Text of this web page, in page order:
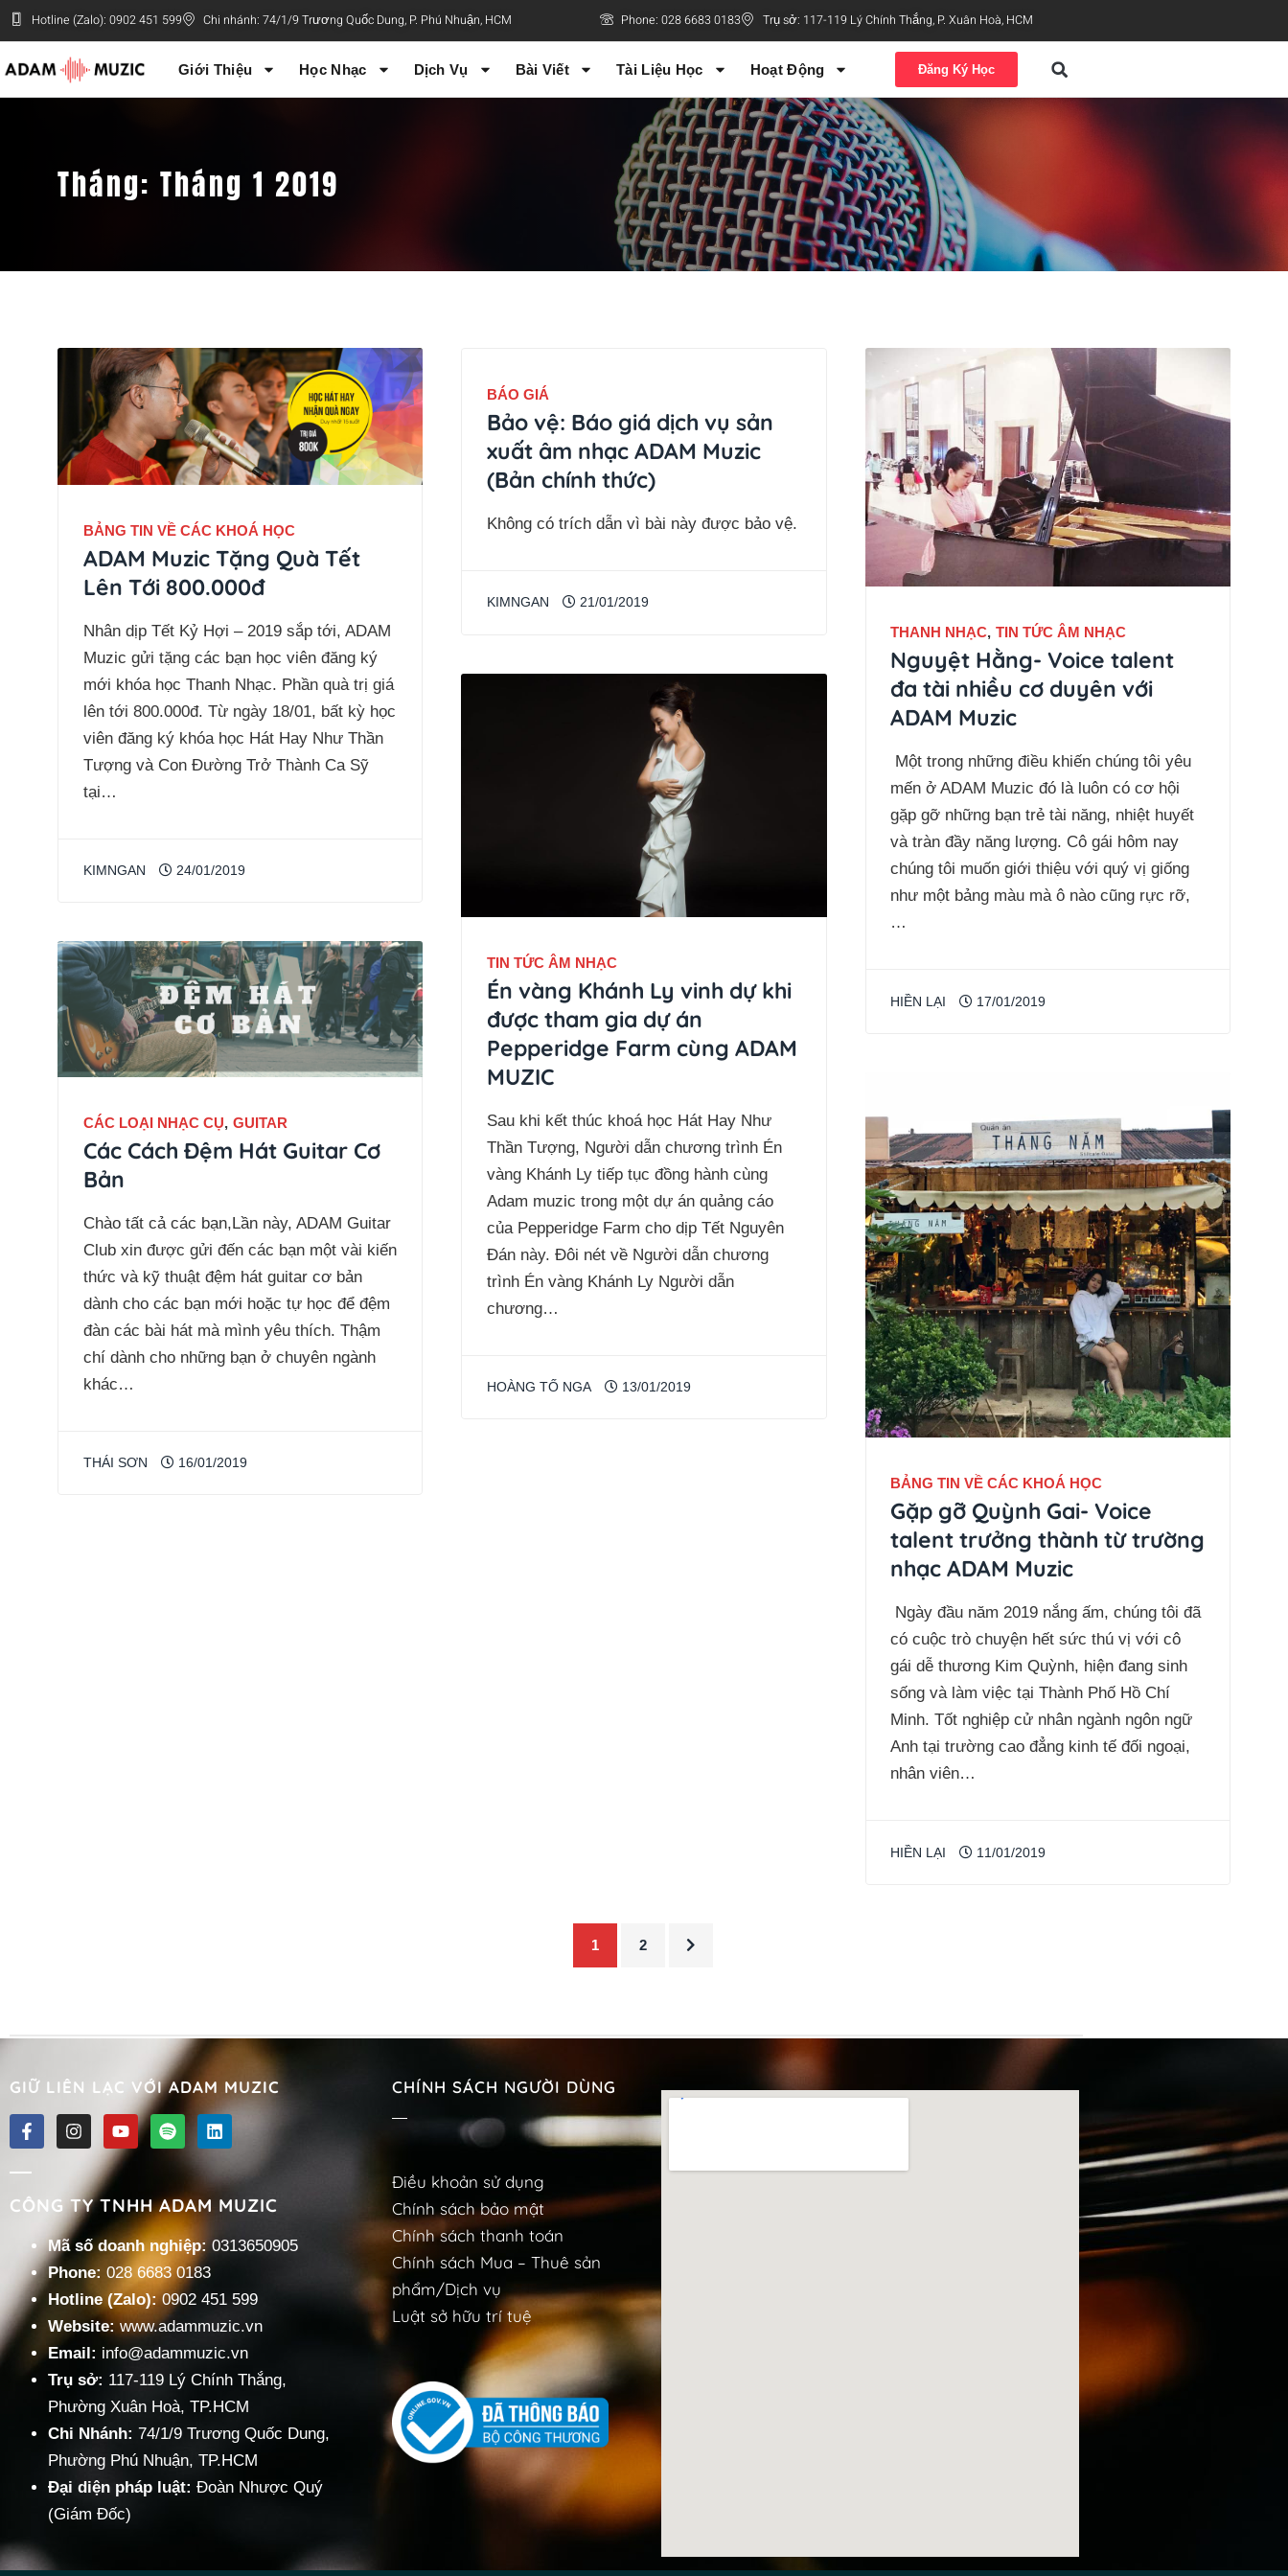
Hotline (Zalo): 0902 451 599 Chi nhánh: 74/1/9 Trương Quốc Dung, P. Phú Nhuận, HCM Phone: 028 6683 0183 Trụ sở: 117-119 Lý Chính Thắng, P. Xuân Hoà, HCM
Giới Thiệu Học Nhạc Dịch Vụ Bài Viết Tài Liệu Học Hoạt Động Đăng Ký Học
Tháng: Tháng 1 2019
BẢNG TIN VỀ CÁC KHOÁ HỌC
ADAM Muzic Tặng Quà Tết
Lên Tới 800.000đ
Nhân dịp Tết Kỷ Hợi – 2019 sắp tới, ADAM
Muzic gửi tặng các bạn học viên đăng ký
mới khóa học Thanh Nhạc. Phần quà trị giá
lên tới 800.000đ. Từ ngày 18/01, bất kỳ học
viên đăng ký khóa học Hát Hay Như Thần
Tượng và Con Đường Trở Thành Ca Sỹ
tại…
KIMNGAN 24/01/2019
CÁC LOẠI NHẠC CỤ, GUITAR
Các Cách Đệm Hát Guitar Cơ
Bản
Chào tất cả các bạn,Lần này, ADAM Guitar
Club xin được gửi đến các bạn một vài kiến
thức và kỹ thuật đệm hát guitar cơ bản
dành cho các bạn mới hoặc tự học để đệm
đàn các bài hát mà mình yêu thích. Thậm
chí dành cho những bạn ở chuyên ngành
khác…
THÁI SƠN 16/01/2019
BÁO GIÁ
Bảo vệ: Báo giá dịch vụ sản
xuất âm nhạc ADAM Muzic
(Bản chính thức)
Không có trích dẫn vì bài này được bảo vệ.
KIMNGAN 21/01/2019
TIN TỨC ÂM NHẠC
Én vàng Khánh Ly vinh dự khi
được tham gia dự án
Pepperidge Farm cùng ADAM
MUZIC
Sau khi kết thúc khoá học Hát Hay Như
Thần Tượng, Người dẫn chương trình Én
vàng Khánh Ly tiếp tục đồng hành cùng
Adam muzic trong một dự án quảng cáo
của Pepperidge Farm cho dịp Tết Nguyên
Đán này. Đôi nét về Người dẫn chương
trình Én vàng Khánh Ly Người dẫn
chương…
HOÀNG TỐ NGA 13/01/2019
THANH NHẠC, TIN TỨC ÂM NHẠC
Nguyệt Hằng- Voice talent
đa tài nhiều cơ duyên với
ADAM Muzic
Một trong những điều khiến chúng tôi yêu
mến ở ADAM Muzic đó là luôn có cơ hội
gặp gỡ những bạn trẻ tài năng, nhiệt huyết
và tràn đầy năng lượng. Cô gái hôm nay
chúng tôi muốn giới thiệu với quý vị giống
như một bảng màu mà ô nào cũng rực rỡ,
…
HIỀN LẠI 17/01/2019
BẢNG TIN VỀ CÁC KHOÁ HỌC
Gặp gỡ Quỳnh Gai- Voice
talent trưởng thành từ trường
nhạc ADAM Muzic
Ngày đầu năm 2019 nắng ấm, chúng tôi đã
có cuộc trò chuyện hết sức thú vị với cô
gái dễ thương Kim Quỳnh, hiện đang sinh
sống và làm việc tại Thành Phố Hồ Chí
Minh. Tốt nghiệp cử nhân ngành ngôn ngữ
Anh tại trường cao đẳng kinh tế đối ngoại,
nhân viên…
HIỀN LẠI 11/01/2019
1 2
GIỮ LIÊN LẠC VỚI ADAM MUZIC
CÔNG TY TNHH ADAM MUZIC
Mã số doanh nghiệp:0313650905
Phone: 028 6683 0183
Hotline (Zalo):0902 451 599
Website:www.adammuzic.vn
Email: info@adammuzic.vn
Trụ sở: 117-119 Lý Chính Thắng,
Phường Xuân Hoà, TP.HCM
Chi Nhánh: 74/1/9 Trương Quốc Dung,
Phường Phú Nhuận, TP.HCM
Đại diện pháp luật: Đoàn Nhược Quý
(Giám Đốc)
CHÍNH SÁCH NGƯỜI DÙNG
Điều khoản sử dụng
Chính sách bảo mật
Chính sách thanh toán
Chính sách Mua – Thuê sản
phẩm/Dịch vụ
Luật sở hữu trí tuệ